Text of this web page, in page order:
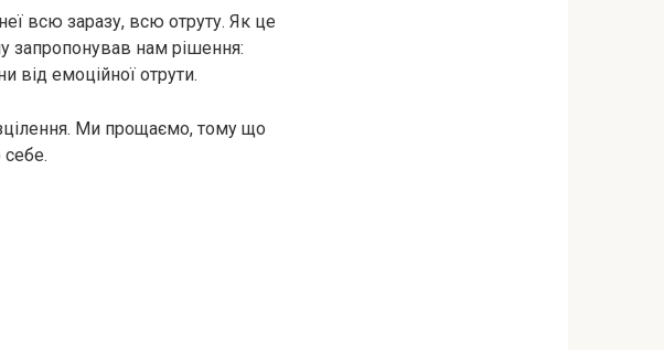
всю заразу, всю отруту. Як це
запропонував нам рішення:
від емоційної отрути.
Ми прощаємо, тому що